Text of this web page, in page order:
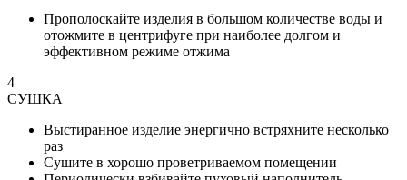
Прополоскайте изделия в большом количестве воды и
отожмите в центрифуге при наиболее долгом и
эффективном режиме отжима
4
СУШКА
Выстиранное изделие энергично встряхните несколько
раз
Сушите в хорошо проветриваемом помещении